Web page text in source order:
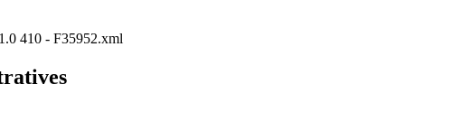
410 - F35952.xml